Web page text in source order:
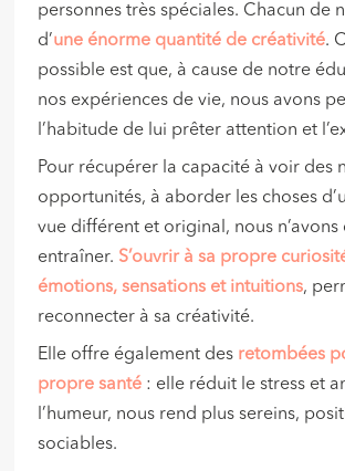
personnes très spéciales. Chacun de
d’une énorme quantité de créativité.
possible est que, à cause de notre
nos expériences de vie, nous avons
l’habitude de lui prêter attention et
Pour récupérer la capacité à voir des
opportunités, à aborder les choses
vue différent et original, nous n’avons
entraîner. S’ouvrir à sa propre
émotions, sensations et intuitions,
reconnecter à sa créativité.
Elle offre également des retombées
propre santé : elle réduit le stress et
l’humeur, nous rend plus sereins,
sociables.